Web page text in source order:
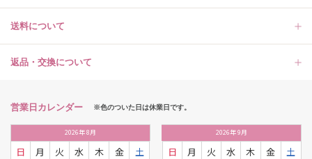
送料について
返品・交換について
営業日カレンダー ※色のついた日は休業日です。
2026年8月
日 月 火 水 木 金
土
2026年9月
日 月 火 水 木 金
土